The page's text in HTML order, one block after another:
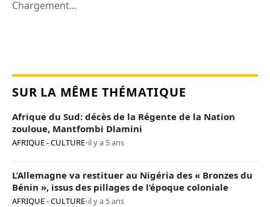
Chargement...
SUR LA MÊME THÉMATIQUE
Afrique du Sud: décès de la Régente de la Nation
zouloue, Mantfombi Dlamini
AFRIQUE - CULTURE•il y a 5 ans
L’Allemagne va restituer au Nigéria des « Bronzes du
Bénin », issus des pillages de l’époque coloniale
AFRIQUE - CULTURE•il y a 5 ans